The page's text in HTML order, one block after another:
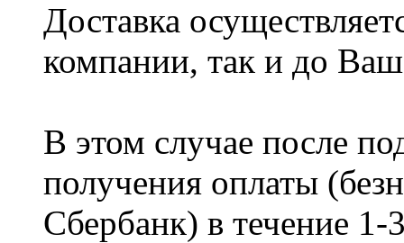
Доставка
компании, так и до
В этом случае после
получения оплаты
Сбербанк) в течение